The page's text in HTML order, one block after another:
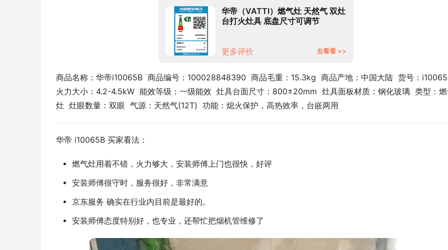
华帝（VATTI）燃气灶 天然气 双灶
台打火灶具 底盘尺寸可调节
更多评价 去看看 >>
商品名称：华帝i10065B  商品编号：100028848390  商品毛重：15.3kg  商品产地：中国大陆  货号：
火力大小：4.2-4.5kW  能效等级：一级能效  灶具台面尺寸：800±20mm  灶具面板材质：钢化玻璃  类型：
灶  灶眼数量：双眼  气源：天然气(12T)  功能：熄火保护，高热效率，台嵌两用
华帝 i10065B 买家看法：
燃气灶用着不错，火力够大，安装师傅上门也很快，好评
安装师傅很守时，服务很好，非常满意
京东服务 确实在行业内目前是最好的。
安装师傅态度特别好，也专业，还帮忙把烟机管维修了